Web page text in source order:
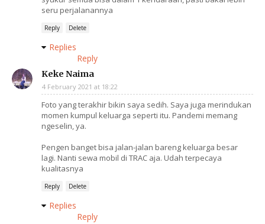
seru perjalanannya
Reply Delete
Replies
Reply
Keke Naima
4 February 2021 at 18:22
Foto yang terakhir bikin saya sedih. Saya juga merindukan
momen kumpul keluarga seperti itu. Pandemi memang
ngeselin, ya.
Pengen banget bisa jalan-jalan bareng keluarga besar
lagi. Nanti sewa mobil di TRAC aja. Udah terpecaya
kualitasnya
Reply Delete
Replies
Reply